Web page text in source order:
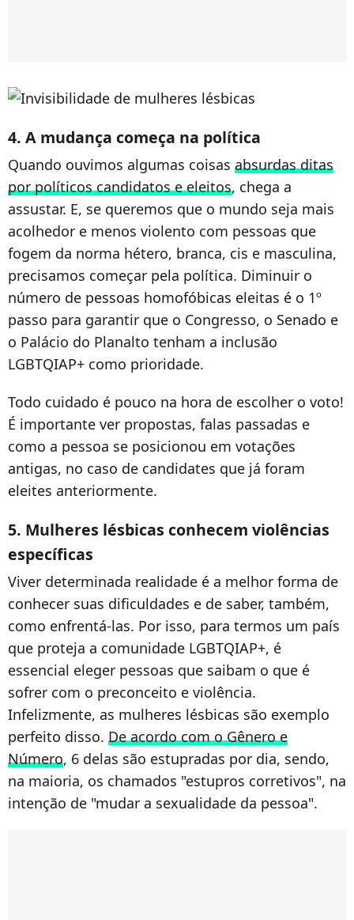
4. A mudança começa na política
Quando ouvimos algumas coisas absurdas ditas
por políticos candidatos e eleitos, chega a
assustar. E, se queremos que o mundo seja mais
acolhedor e menos violento com pessoas que
fogem da norma hétero, branca, cis e masculina,
precisamos começar pela política. Diminuir o
número de pessoas homofóbicas eleitas é o 1º
passo para garantir que o Congresso, o Senado e
o Palácio do Planalto tenham a inclusão
LGBTQIAP+ como prioridade.
Todo cuidado é pouco na hora de escolher o voto!
É importante ver propostas, falas passadas e
como a pessoa se posicionou em votações
antigas, no caso de candidates que já foram
eleites anteriormente.
5. Mulheres lésbicas conhecem violências
específicas
Viver determinada realidade é a melhor forma de
conhecer suas dificuldades e de saber, também,
como enfrentá-las. Por isso, para termos um país
que proteja a comunidade LGBTQIAP+, é
essencial eleger pessoas que saibam o que é
sofrer com o preconceito e violência.
Infelizmente, as mulheres lésbicas são exemplo
perfeito disso. De acordo com o Gênero e
Número, 6 delas são estupradas por dia, sendo,
na maioria, os chamados "estupros corretivos", na
intenção de "mudar a sexualidade da pessoa".